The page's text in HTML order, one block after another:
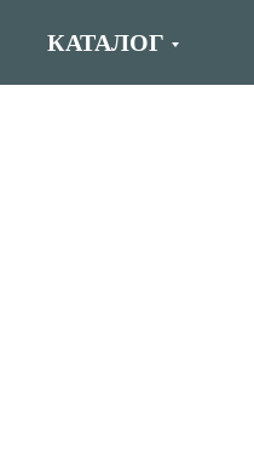
КАТАЛОГ